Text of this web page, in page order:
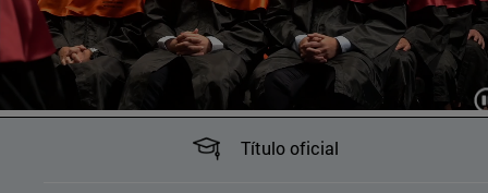
Título oficial